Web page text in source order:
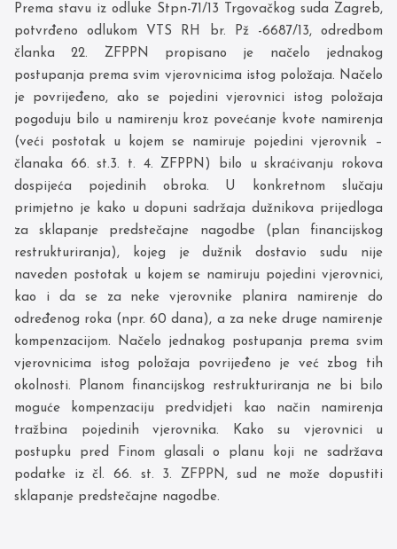
Prema stavu iz odluke Stpn-71/13 Trgovačkog suda Zagreb,
potvrđeno odlukom VTS RH br. Pž -6687/13, odredbom
članka 22. ZFPPN propisano je načelo jednakog
postupanja prema svim vjerovnicima istog položaja. Načelo
je povrijeđeno, ako se pojedini vjerovnici istog položaja
pogoduju bilo u namirenju kroz povećanje kvote namirenja
(veći postotak u kojem se namiruje pojedini vjerovnik –
članaka 66. st.3. t. 4. ZFPPN) bilo u skraćivanju rokova
dospijeća pojedinih obroka. U konkretnom slučaju
primjetno je kako u dopuni sadržaja dužnikova prijedloga
za sklapanje predstečajne nagodbe (plan financijskog
restrukturiranja), kojeg je dužnik dostavio sudu nije
naveden postotak u kojem se namiruju pojedini vjerovnici,
kao i da se za neke vjerovnike planira namirenje do
određenog roka (npr. 60 dana), a za neke druge namirenje
kompenzacijom. Načelo jednakog postupanja prema svim
vjerovnicima istog položaja povrijeđeno je već zbog tih
okolnosti. Planom financijskog restrukturiranja ne bi bilo
moguće kompenzaciju predvidjeti kao način namirenja
tražbina pojedinih vjerovnika. Kako su vjerovnici u
postupku pred Finom glasali o planu koji ne sadržava
podatke iz čl. 66. st. 3. ZFPPN, sud ne može dopustiti
sklapanje predstečajne nagodbe.